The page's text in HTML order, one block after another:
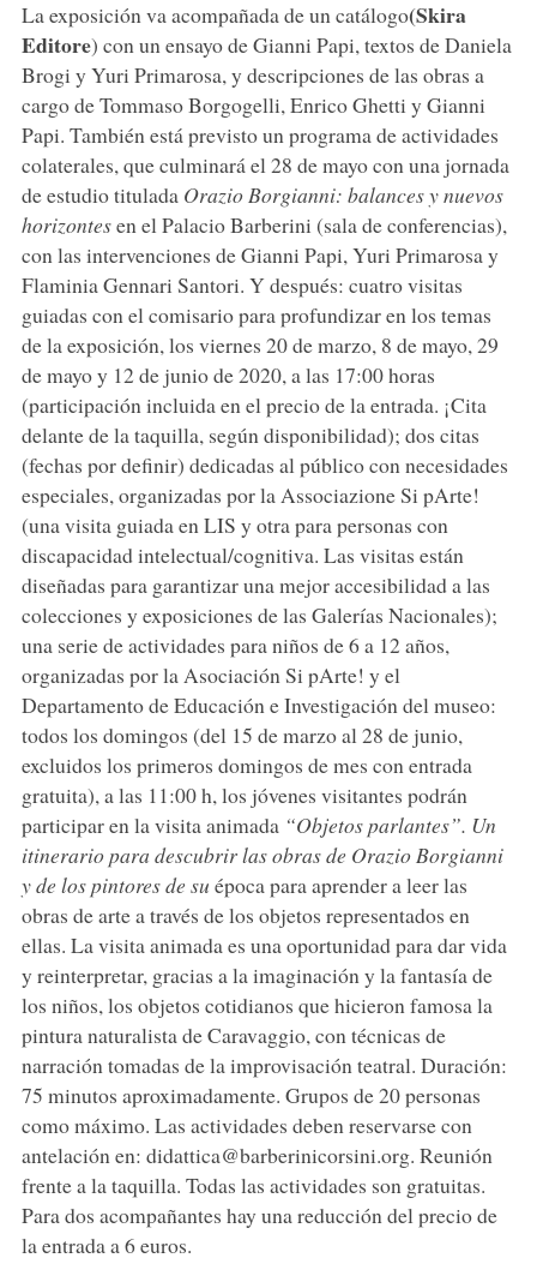
La exposición va acompañada de un catálogo(Skira
Editore) con un ensayo de Gianni Papi, textos de Daniela
Brogi y Yuri Primarosa, y descripciones de las obras a
cargo de Tommaso Borgogelli, Enrico Ghetti y Gianni
Papi. También está previsto un programa de actividades
colaterales, que culminará el 28 de mayo con una jornada
de estudio titulada Orazio Borgianni: balances y nuevos
horizontesen el Palacio Barberini (sala de conferencias),
con las intervenciones de Gianni Papi, Yuri Primarosa y
Flaminia Gennari Santori. Y después: cuatro visitas
guiadas con el comisario para profundizar en los temas
de la exposición, los viernes 20 de marzo, 8 de mayo, 29
de mayo y 12 de junio de 2020, a las 17:00 horas
(participación incluida en el precio de la entrada. ¡Cita
delante de la taquilla, según disponibilidad); dos citas
(fechas por definir) dedicadas al público con necesidades
especiales, organizadas por la Associazione Si pArte!
(una visita guiada en LIS y otra para personas con
discapacidad intelectual/cognitiva. Las visitas están
diseñadas para garantizar una mejor accesibilidad a las
colecciones y exposiciones de las Galerías Nacionales);
una serie de actividades para niños de 6 a 12 años,
organizadas por la Asociación Si pArte! y el
Departamento de Educación e Investigación del museo:
todos los domingos (del 15 de marzo al 28 de junio,
excluidos los primeros domingos de mes con entrada
gratuita), a las 11:00 h, los jóvenes visitantes podrán
participar en la visita animada “Objetos parlantes”. Un
itinerario para descubrir las obras de Orazio Borgianni
y de los pintores de su época para aprender a leer las
obras de arte a través de los objetos representados en
ellas. La visita animada es una oportunidad para dar vida
y reinterpretar, gracias a la imaginación y la fantasía de
los niños, los objetos cotidianos que hicieron famosa la
pintura naturalista de Caravaggio, con técnicas de
narración tomadas de la improvisación teatral. Duración:
75 minutos aproximadamente. Grupos de 20 personas
como máximo. Las actividades deben reservarse con
antelación en: didattica@barberinicorsini.org. Reunión
frente a la taquilla. Todas las actividades son gratuitas.
Para dos acompañantes hay una reducción del precio de
la entrada a 6 euros.